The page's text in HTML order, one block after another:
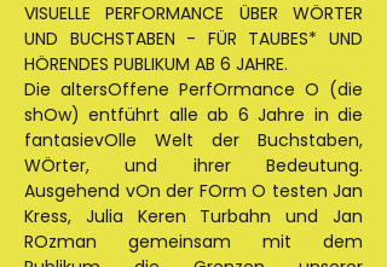
VISUELLE PERFORMANCE ÜBER WÖRTER
UND BUCHSTABEN - FÜR TAUBES* UND
HÖRENDES PUBLIKUM AB 6 JAHRE.
Die altersOffene PerfOrmance O (die
shOw) entführt alle ab 6 Jahre in die
fantasievOlle Welt der Buchstaben,
WÖrter, und ihrer Bedeutung.
Ausgehend vOn der FOrm O testen Jan
Kress, Julia Keren Turbahn und Jan
ROzman gemeinsam mit dem